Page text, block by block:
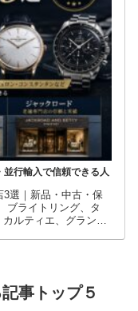
行輸入で信頼できる人
選｜新品・中古・保
ブライトリング、タ
ルティエ、グランド
事トップ５